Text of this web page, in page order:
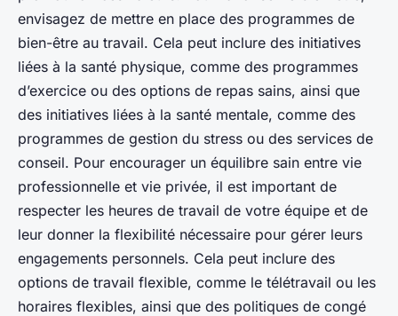
envisagez de mettre en place des programmes de
bien-être au travail. Cela peut inclure des initiatives
liées à la santé physique, comme des programmes
d’exercice ou des options de repas sains, ainsi que
des initiatives liées à la santé mentale, comme des
programmes de gestion du stress ou des services de
conseil. Pour encourager un équilibre sain entre vie
professionnelle et vie privée, il est important de
respecter les heures de travail de votre équipe et de
leur donner la flexibilité nécessaire pour gérer leurs
engagements personnels. Cela peut inclure des
options de travail flexible, comme le télétravail ou les
horaires flexibles, ainsi que des politiques de congé